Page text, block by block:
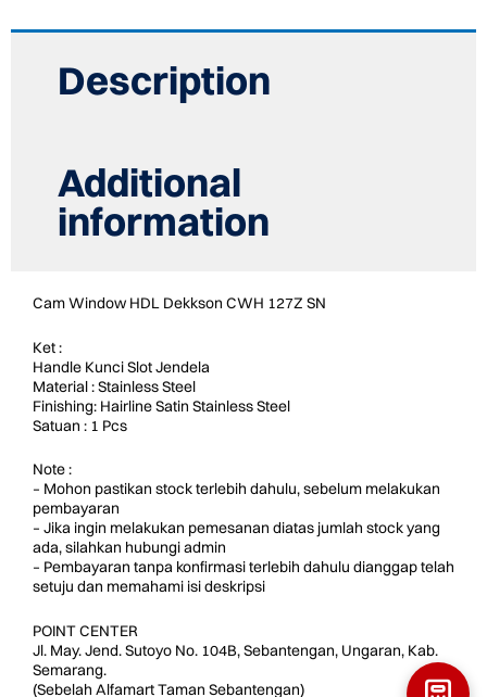
Description
Additional
information
Cam Window HDL Dekkson CWH 127Z SN
Ket :
Handle Kunci Slot Jendela
Material : Stainless Steel
Finishing: Hairline Satin Stainless Steel
Satuan : 1 Pcs
Note :
– Mohon pastikan stock terlebih dahulu, sebelum melakukan
pembayaran
– Jika ingin melakukan pemesanan diatas jumlah stock yang
ada, silahkan hubungi admin
– Pembayaran tanpa konfirmasi terlebih dahulu dianggap telah
setuju dan memahami isi deskripsi
POINT CENTER
Jl. May. Jend. Sutoyo No. 104B, Sebantengan, Ungaran, Kab.
Semarang.
(Sebelah Alfamart Taman Sebantengan)